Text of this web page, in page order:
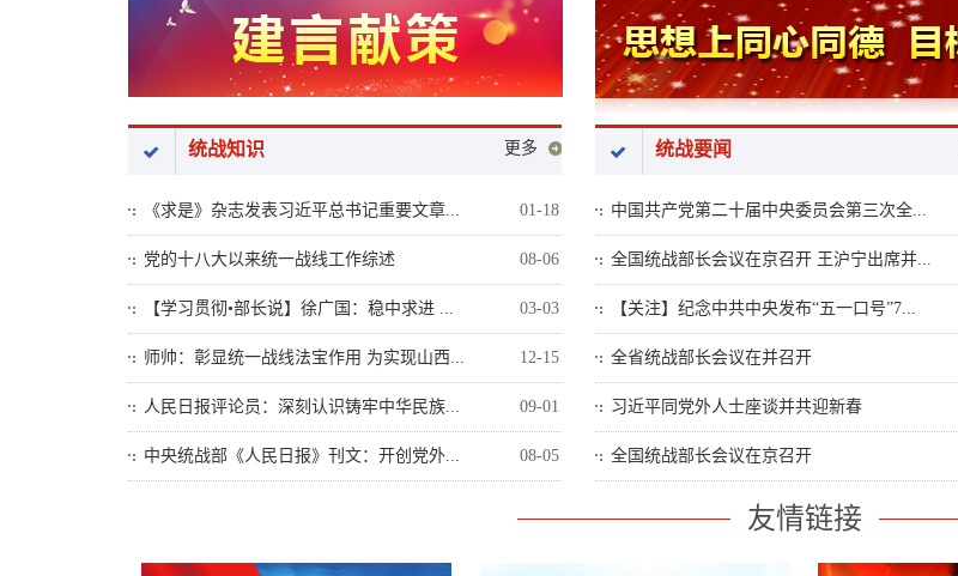
统战知识 更多
《求是》杂志发表习近平总书记重要文章... 01-18
党的十八大以来统一战线工作综述 08-06
【学习贯彻•部长说】徐广国：稳中求进 ... 03-03
师帅：彰显统一战线法宝作用 为实现山西... 12-15
人民日报评论员：深刻认识铸牢中华民族... 09-01
中央统战部《人民日报》刊文：开创党外... 08-05
统战要闻
中国共产党第二十届中央委员会第三次全...
全国统战部长会议在京召开 王沪宁出席并...
【关注】纪念中共中央发布“五一口号”7...
全省统战部长会议在并召开
习近平同党外人士座谈并共迎新春
全国统战部长会议在京召开
友情链接